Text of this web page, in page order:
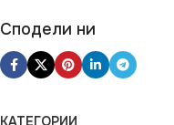
Сподели ни
КАТЕГОРИИ